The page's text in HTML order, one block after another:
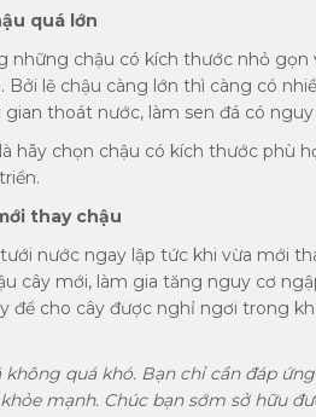
quá lớn
những chậu có kích thước nhỏ
lẽ chậu càng lớn thì càng có
thoát nước, làm sen đá có
hãy chọn chậu có kích thước phù
thay chậu
nước ngay lập tức khi vừa mới
cây mới, làm gia tăng nguy cơ
để cho cây được nghỉ ngơi trong
không quá khó. Bạn chỉ cần đáp
mạnh. Chúc bạn sớm sở hữu